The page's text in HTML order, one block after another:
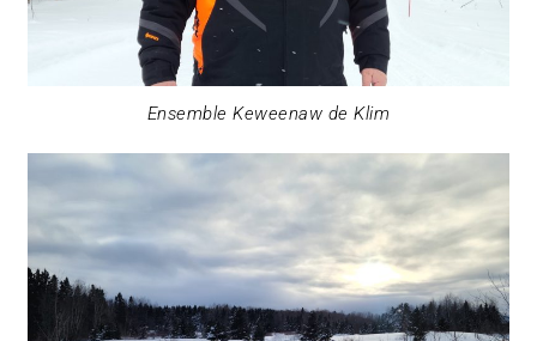
Ensemble Keweenaw de Klim